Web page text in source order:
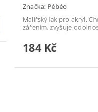
Značka: Pébéo
Malířský lak pro akryl.
zářením, zvyšuje
184 Kč